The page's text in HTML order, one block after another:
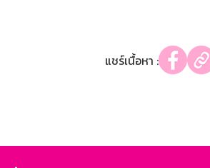
แชร์เนื้อหา :